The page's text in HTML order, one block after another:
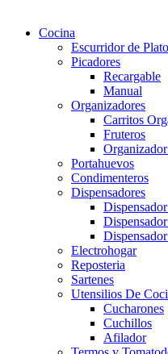
Cocina
Escurridor de
Picadores
Recargable
Manual
Organizadores
Carritos
Fruteros
Portahuevos
Condimenteros
Dispensadores
Electrohogar
Reposteria
Sartenes
Utensilios De
Cucharones
Cuchillos
Afilador